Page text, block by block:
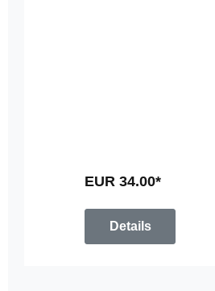
EUR 34.00*
Details